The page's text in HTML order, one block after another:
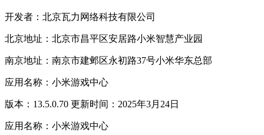
开发者：北京瓦力网络科技有限公司
北京地址：北京市昌平区安居路小米智慧产业园
南京地址：南京市建邺区永初路37号小米华东总部
应用名称：小米游戏中心
版本：13.5.0.70 更新时间：2025年3月24日
应用名称：小米游戏中心